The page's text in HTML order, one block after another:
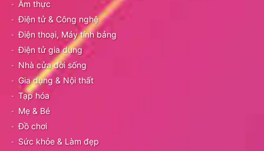
Ẩm thực
Điện tử & Công nghệ
Điện thoại, Máy tính bảng
Điện tử gia dụng
Nhà cửa đời sống
Gia dụng & Nội thất
Tạp hóa
Mẹ & Bé
Đồ chơi
Sức khỏe & Làm đẹp